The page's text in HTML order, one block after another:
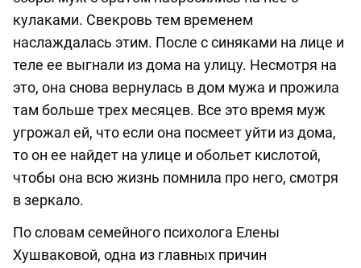
кулаками. Свекровь тем временем
наслаждалась этим. После с синяками на лице и
теле ее выгнали из дома на улицу. Несмотря на
это, она снова вернулась в дом мужа и прожила
там больше трех месяцев. Все это время муж
угрожал ей, что если она посмеет уйти из дома,
то он ее найдет на улице и обольет кислотой,
чтобы она всю жизнь помнила про него, смотря
в зеркало.
По словам семейного психолога Елены
Хушваковой, одна из главных причин